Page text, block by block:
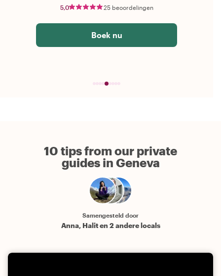
5,0 25 beoordelingen
Boek nu
10 tips from our private
guides in Geneva
Samengesteld door
Anna, Halit en 2 andere locals